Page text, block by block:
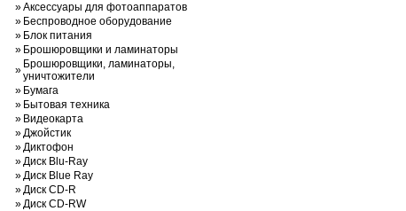
»Аксессуары для фотоаппаратов
» Беспроводное оборудование
» Блок питания
» Брошюровщики и ламинаторы
» Брошюровщики, ламинаторы,
уничтожители
» Бумага
» Бытовая техника
» Видеокарта
»Джойстик
»Диктофон
»Диск Blu-Ray
»Диск Blue Ray
»Диск CD-R
»Диск CD-RW